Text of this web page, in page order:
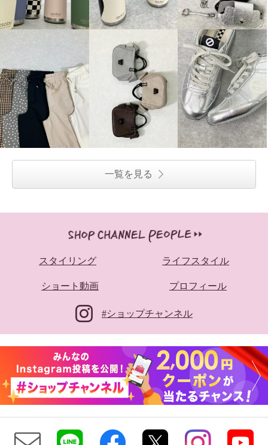
一覧を見る
スタイリング ライフスタイル
ショート動画 プロフィール
#ショップチャンネル